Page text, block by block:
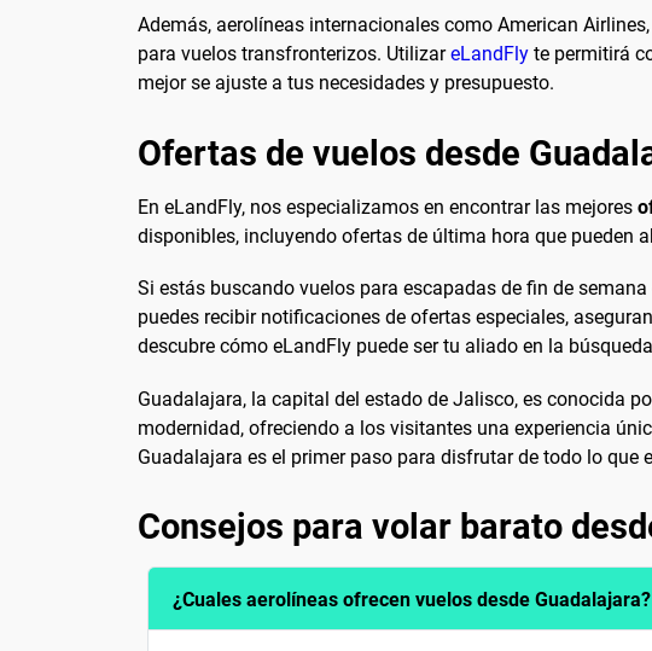
Además, aerolíneas internacionales como American
para vuelos transfronterizos. UtilizareLandFly te permitirá
mejor se ajuste a tus necesidades y presupuesto.
Ofertas de vuelos desde
En eLandFly, nos especializamos en encontrar las mejores
disponibles, incluyendo ofertas de última hora que pueden
Si estás buscando vuelos para escapadas de fin de
puedes recibir notificaciones de ofertas especiales,
descubre cómo eLandFly puede ser tu aliado en la
Guadalajara, la capital del estado de Jalisco, es conocida
modernidad, ofreciendo a los visitantes una experiencia
Guadalajara es el primer paso para disfrutar de todo lo
Consejos para volar barato
¿Cuales aerolíneas ofrecen vuelos desde Guadalajara?